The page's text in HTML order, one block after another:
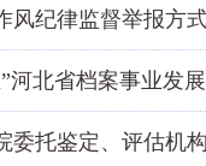
风纪律监督举报方
河北省档案事业发
委托鉴定、评估机